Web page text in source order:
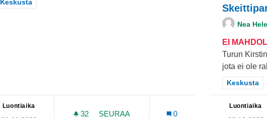
Rajaa tulokset teeman mukaan: Keskusta
Keskusta
Luontiaika
32 32 SEURAAJAA
SEURAA
0
Nea
EI
Turun
jota ei ole
Rajaa
Keskusta
Luontiaika